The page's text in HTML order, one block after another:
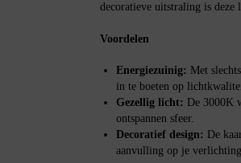
decoratieve uitstraling is
Voordelen
Energiezuinig: Met
in te boeten op
Gezellig licht: De 3000K
ontspannen sfeer.
Decoratief design: De
aanvulling op je verlichting.